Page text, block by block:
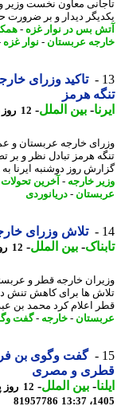
معاون نخست وزیر و وزیر
دیدار و بر ضرورت
بس در نوار غزه -همکاری
عربستان-نوار غزه -
تاکید وزرای خارجه
هرمز
-بین الملل-12 روز پیش - دوشنبه 5 مرداد 1405، 10:41
خارجه عربستان و
هرمز تبادل نظر و بر
روز دوشنبه ایرنا به نقل
خارجه-آخرین تحولات-
-دریانوردی
تلاش وزرای خارجه
-بین الملل-12 روز پیش - یکشنبه 4 مرداد 1405، 13:45
خارجه قطر و
ها برای کاهش تنش در
اعلام کرد محمد بن
-خارجه-گفت وگو-
گفت وگوی بن فرحان
و مصری
-بین الملل-
81957786